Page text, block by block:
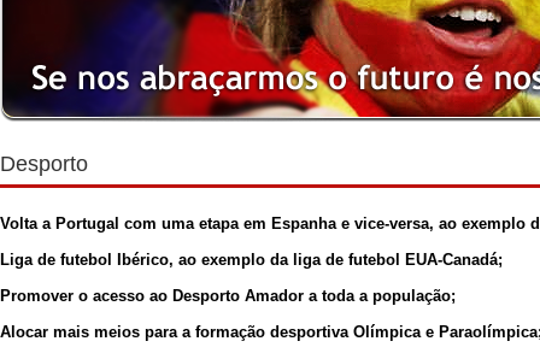
Desporto
Volta a Portugal com uma etapa em Espanha e vice-versa, ao exemplo
Liga de futebol Ibérico, ao exemplo da liga de futebol EUA-Canadá;
Promover o acesso ao Desporto Amador a toda a população;
Alocar mais meios para a formação desportiva Olímpica e